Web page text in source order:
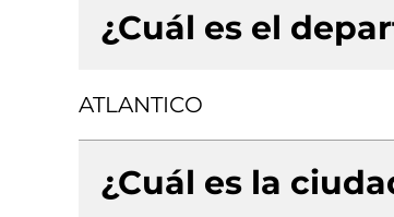
¿Cuál es el
ATLANTICO
¿Cuál es la